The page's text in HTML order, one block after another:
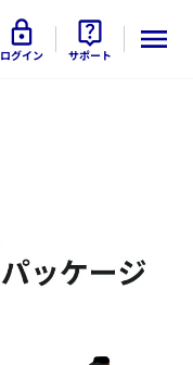
ログイン サポート